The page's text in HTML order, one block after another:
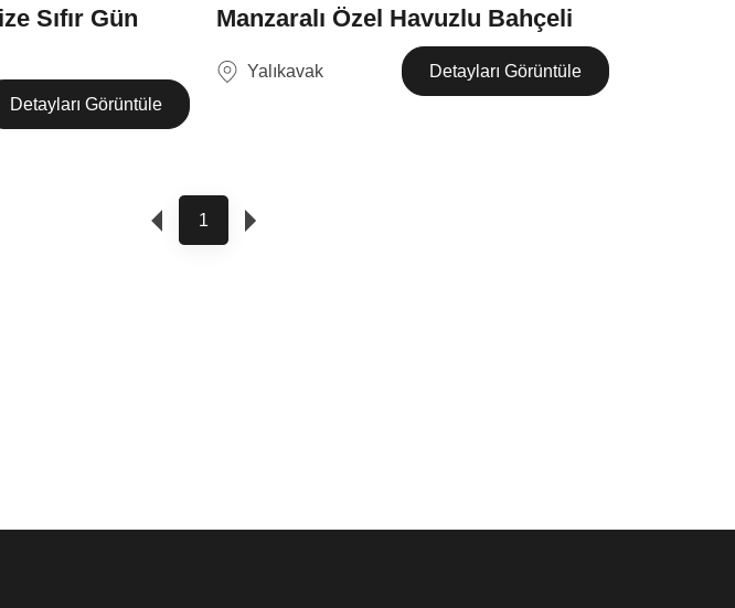
Sıfır Gün
Detayları Görüntüle
Manzaralı Özel Havuzlu Bahçeli
Yalıkavak Detayları Görüntüle
1